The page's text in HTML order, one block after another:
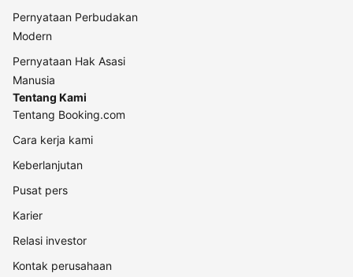
Pernyataan Perbudakan
Modern
Pernyataan Hak Asasi
Manusia
Tentang Kami
Tentang Booking.com
Cara kerja kami
Keberlanjutan
Pusat pers
Karier
Relasi investor
Kontak perusahaan